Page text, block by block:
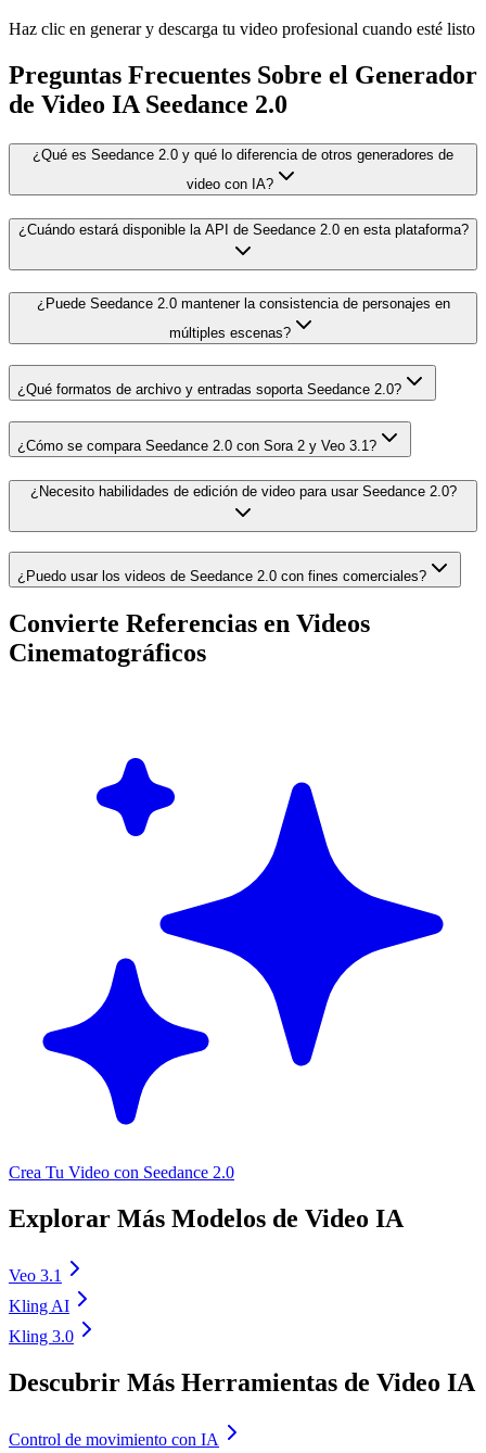
Haz clic en generar y descarga tu video profesional cuando esté listo
Preguntas Frecuentes Sobre el Generador
de Video IA Seedance 2.0
¿Qué es Seedance 2.0 y qué lo diferencia de otros generadores de
video con IA?
¿Cuándo estará disponible la API de Seedance 2.0 en esta plataforma?
¿Puede Seedance 2.0 mantener la consistencia de personajes en
múltiples escenas?
¿Qué formatos de archivo y entradas soporta Seedance 2.0?
¿Cómo se compara Seedance 2.0 con Sora 2 y Veo 3.1?
¿Necesito habilidades de edición de video para usar Seedance 2.0?
¿Puedo usar los videos de Seedance 2.0 con fines comerciales?
Convierte Referencias en Videos
Cinematográficos
Crea Tu Video con Seedance 2.0
Explorar Más Modelos de Video IA
Veo 3.1
Kling AI
Kling 3.0
Descubrir Más Herramientas de Video IA
Control de movimiento con IA